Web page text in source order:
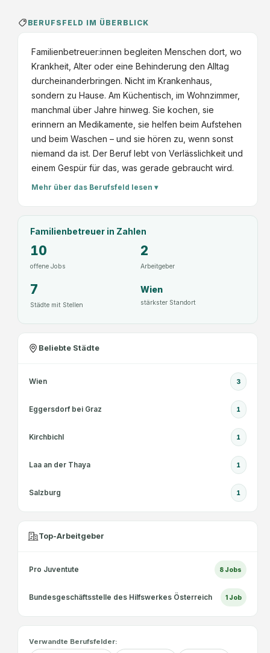
BERUFSFELD IM ÜBERBLICK
Familienbetreuer:innen begleiten Menschen dort, wo
Krankheit, Alter oder eine Behinderung den Alltag
durcheinanderbringen. Nicht im Krankenhaus,
sondern zu Hause. Am Küchentisch, im Wohnzimmer,
manchmal über Jahre hinweg. Sie kochen, sie
erinnern an Medikamente, sie helfen beim Aufstehen
und beim Waschen – und sie hören zu, wenn sonst
niemand da ist. Der Beruf lebt von Verlässlichkeit und
einem Gespür für das, was gerade gebraucht wird.
Mehr über das Berufsfeld lesen ▾
Familienbetreuerin Zahlen
10
offene Jobs
2
Arbeitgeber
7
Städte mit Stellen
Wien
stärkster Standort
Beliebte Städte
Wien 3
Eggersdorf bei Graz 1
Kirchbichl 1
Laa an der Thaya 1
Salzburg 1
Top-Arbeitgeber
Pro Juventute 8 Jobs
Bundesgeschäftsstelle des Hilfswerkes Österreich 1 Job
Verwandte Berufsfelder: